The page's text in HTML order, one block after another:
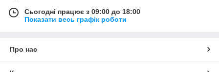
Сьогодні працює з 09:00 до 18:00
Показати весь графік роботи
Про нас